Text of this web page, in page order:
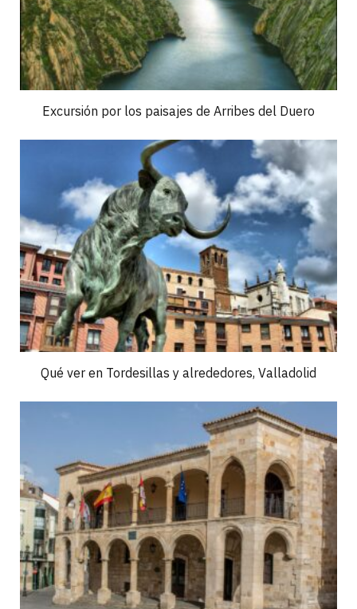
Excursión por los paisajes de Arribes del Duero
Qué ver en Tordesillas y alrededores, Valladolid